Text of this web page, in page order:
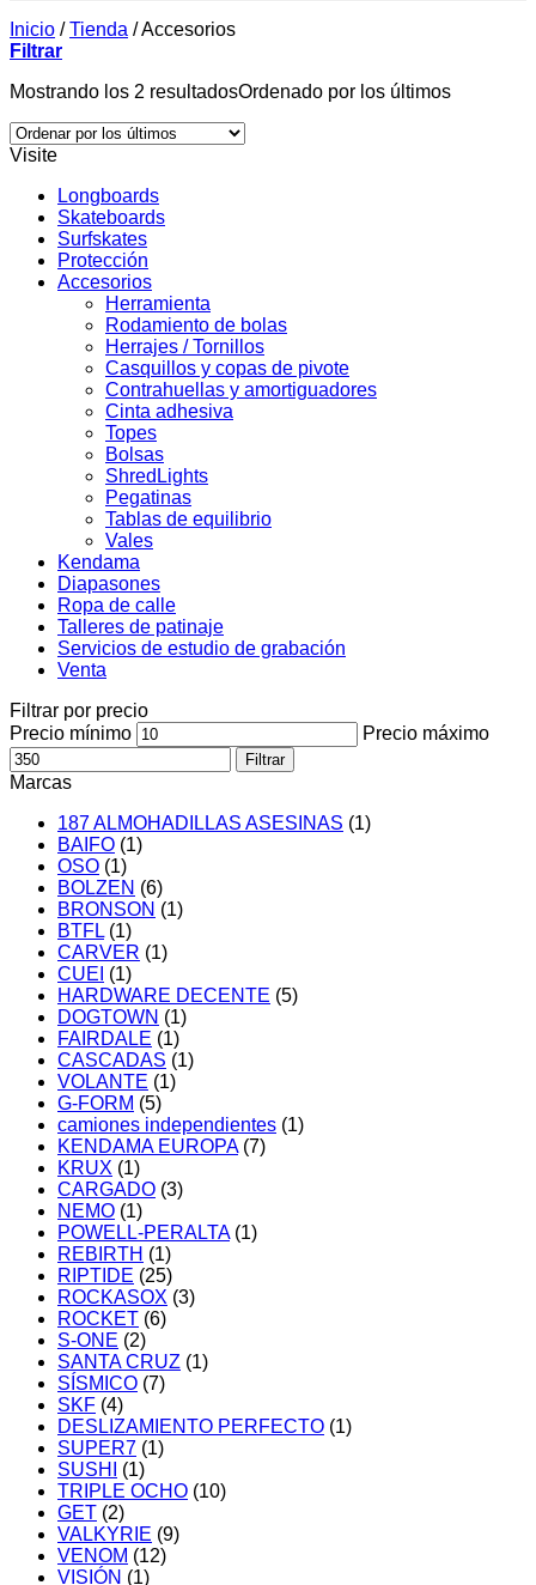
Inicio / Tienda /Accesorios
Filtrar
Mostrando los 2 resultadosOrdenado por los últimos
Visite
Longboards
Skateboards
Surfskates
Protección
Accesorios
Herramienta
Rodamiento de bolas
Herrajes / Tornillos
Casquillos y copas de pivote
Contrahuellas y amortiguadores
Cinta adhesiva
Topes
Bolsas
ShredLights
Pegatinas
Tablas de equilibrio
Vales
Kendama
Diapasones
Ropa de calle
Talleres de patinaje
Servicios de estudio de grabación
Venta
Filtrar por precio
Precio mínimo
Precio máximo
Filtrar
Marcas
187 ALMOHADILLAS ASESINAS (1)
BAIFO (1)
OSO (1)
BOLZEN (6)
BRONSON (1)
BTFL (1)
CARVER (1)
CUEI (1)
HARDWARE DECENTE (5)
DOGTOWN (1)
FAIRDALE (1)
CASCADAS (1)
VOLANTE (1)
G-FORM (5)
camiones independientes (1)
KENDAMA EUROPA (7)
KRUX (1)
CARGADO (3)
NEMO (1)
POWELL-PERALTA (1)
REBIRTH (1)
RIPTIDE (25)
ROCKASOX (3)
ROCKET (6)
S-ONE (2)
SANTA CRUZ (1)
SÍSMICO (7)
SKF (4)
DESLIZAMIENTO PERFECTO (1)
SUPER7 (1)
SUSHI
(1)
TRIPLE OCHO (10)
GET (2)
VALKYRIE (9)
VENOM (12)
VISIÓN (1)